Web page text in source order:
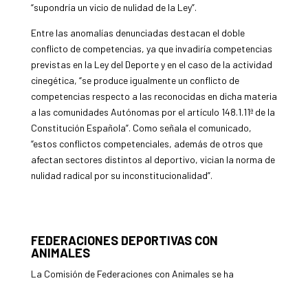
“supondría un vicio de nulidad de la Ley”.
Entre las anomalías denunciadas destacan el doble
conflicto de competencias, ya que invadiría competencias
previstas en la Ley del Deporte y en el caso de la actividad
cinegética, “se produce igualmente un conflicto de
competencias respecto a las reconocidas en dicha materia
a las comunidades Autónomas por el artículo 148.1.11ª de la
Constitución Española”. Como señala el comunicado,
“estos conflictos competenciales, además de otros que
afectan sectores distintos al deportivo, vician la norma de
nulidad radical por su inconstitucionalidad”.
FEDERACIONES DEPORTIVAS CON
ANIMALES
La Comisión de Federaciones con Animales se ha